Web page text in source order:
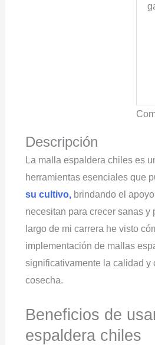
Descripción
La malla espaldera chiles es
herramientas esenciales que
su cultivo,brindando el
necesitan para crecer sanas y
largo de mi carrera he visto
implementación de mallas
significativamente la calidad y
cosecha.
Beneficios de
espaldera chiles